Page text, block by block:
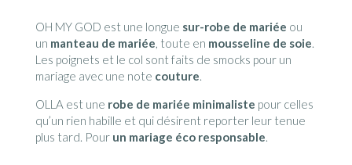
OH MY GOD est une longue sur-robe de mariée ou
un manteau de mariée, toute en mousseline de soie.
Les poignets et le col sont faits de smocks pour un
mariage avec une note couture.
OLLA est une robe de mariée minimaliste pour celles
qu’un rien habille et qui désirent reporter leur tenue
plus tard. Pour un mariage éco responsable.